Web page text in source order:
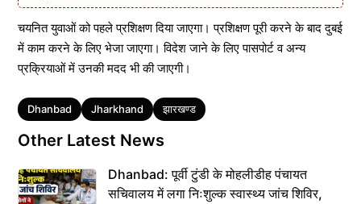
चयनित युवाओं को पहले प्रशिक्षण दिया जाएगा। प्रशिक्षण पूरी करने के बाद दुबई
में काम करने के लिए भेजा जाएगा। विदेश जाने के लिए पासपोर्ट व अन्य
प्रक्रियाओं में उनकी मदद भी की जाएगी।
Tags
Dhanbad Jharkhand झारखण्ड
Other Latest News
Dhanbad: पूर्वी टुंडी के मोहलीडीह पंचायत
सचिवालय में लगा निःशुल्क स्वास्थ्य जांच शिविर,